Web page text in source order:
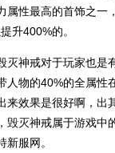
属性最高的首饰之一
升400%的。
神戒对于玩家也是
人物的40%的全属性
来效果是很好啊，出
灭神戒属于游戏中
服网。